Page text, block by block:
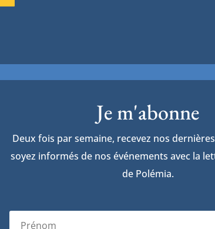
Je m'abonne
Deux fois par semaine, recevez nos
soyez informés de nos événements avec la
de Polémia.